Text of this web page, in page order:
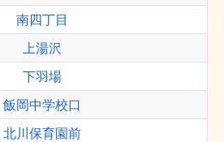
南四丁目
上湯沢
下羽場
飯岡中学校口
北川保育園前